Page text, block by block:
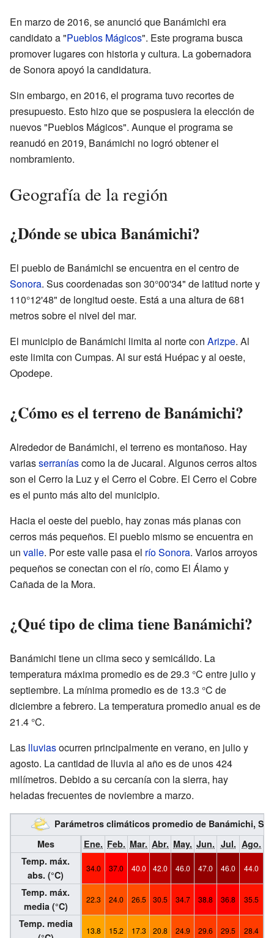
En marzo de 2016, se anunció que Banámichi era
candidato a "Pueblos Mágicos". Este programa busca
promover lugares con historia y cultura. La gobernadora
de Sonora apoyó la candidatura.
Sin embargo, en 2016, el programa tuvo recortes de
presupuesto. Esto hizo que se pospusiera la elección de
nuevos "Pueblos Mágicos". Aunque el programa se
reanudó en 2019, Banámichi no logró obtener el
nombramiento.
Geografía de la región
¿Dónde se ubica Banámichi?
El pueblo de Banámichi se encuentra en el centro de
Sonora. Sus coordenadas son 30°00'34" de latitud norte y
110°12'48" de longitud oeste. Está a una altura de 681
metros sobre el nivel del mar.
El municipio de Banámichi limita al norte con Arizpe. Al
este limita con Cumpas. Al sur está Huépac y al oeste,
Opodepe.
¿Cómo es el terreno de Banámichi?
Alrededor de Banámichi, el terreno es montañoso. Hay
variasserraníascomo la de Jucaral. Algunos cerros altos
son el Cerro la Luz y el Cerro el Cobre. El Cerro el Cobre
es el punto más alto del municipio.
Hacia el oeste del pueblo, hay zonas más planas con
cerros más pequeños. El pueblo mismo se encuentra en
un valle. Por este valle pasa el río Sonora. Varios arroyos
pequeños se conectan con el río, como El Álamo y
Cañada de la Mora.
¿Qué tipo de clima tiene Banámichi?
Banámichi tiene un clima seco y semicálido. La
temperatura máxima promedio es de 29.3 °C entre julio y
septiembre. La mínima promedio es de 13.3 °C de
diciembre a febrero. La temperatura promedio anual es de
21.4 °C.
Las lluviasocurren principalmente en verano, en julio y
agosto. La cantidad de lluvia al año es de unos 424
milímetros. Debido a su cercanía con la sierra, hay
heladas frecuentes de noviembre a marzo.
Parámetros climáticos promedio de Banámichi,
Mes
Ene. Feb. Mar. Abr. May. Jun. Jul. Ago.
Temp. máx.
abs. (°C)
34.0 37.0 40.0 42.0 46.0 47.0 46.0 44.0
Temp. máx.
media (°C)
22.3 24.0 26.5 30.5 34.7 38.8 36.8 35.5
Temp. media
13.8 15.2 17.3 20.8 24.9 29.6 29.5 28.4